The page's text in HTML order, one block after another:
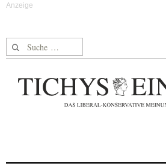
Suche nach: